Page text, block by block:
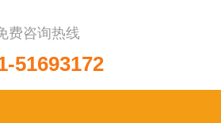
费咨询热线
51693172